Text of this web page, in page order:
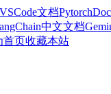
VSCode文档Pytorch
中文文档
首页收藏本站